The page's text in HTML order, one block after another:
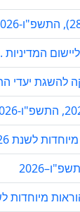
המדיניות
להשגת יעדי
לשנת 2026)...
מיוחדות